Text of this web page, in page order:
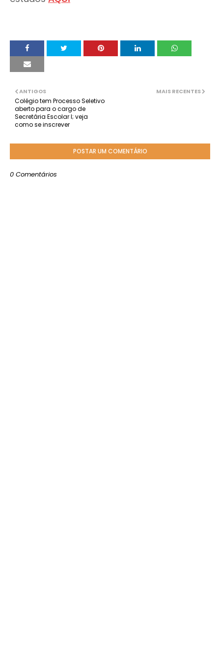
MAIS RECENTES
ANTIGOS
Colégio tem Processo Seletivo
aberto para o cargo de
Secretária Escolar I; veja
como se inscrever
POSTAR UM COMENTÁRIO
0 Comentários